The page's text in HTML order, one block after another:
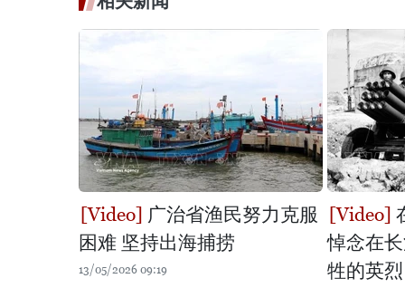
广治省渔民努力克服
困难 坚持出海捕捞
13/05/2026 09:19
悼念在
牲的英烈